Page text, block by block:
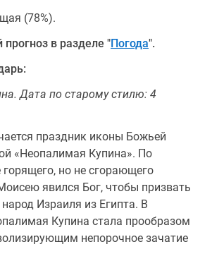
(78%).
в разделе "Погода".
Дата по старому стилю: 4
праздник иконы Божьей
«Неопалимая Купина». По
но не сгорающего
явился Бог, чтобы призвать
Израиля из Египта. В
Купина стала прообразом
непорочное зачатие